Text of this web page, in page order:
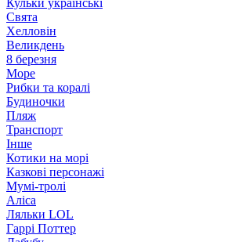
Кульки українські
Свята
Хелловін
Великдень
8 березня
Море
Рибки та коралі
Будиночки
Пляж
Транспорт
Інше
Котики на морі
Казкові персонажі
Мумі-тролі
Аліса
Ляльки LOL
Гаррі Поттер